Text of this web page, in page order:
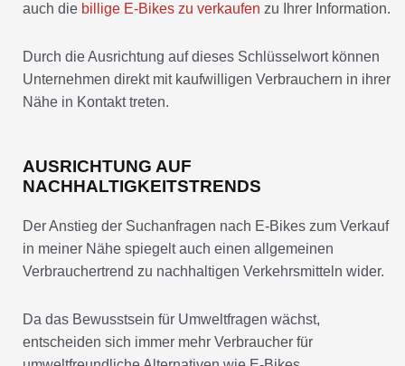
auch die billige E-Bikes zu verkaufen zu Ihrer Information.
Durch die Ausrichtung auf dieses Schlüsselwort können
Unternehmen direkt mit kaufwilligen Verbrauchern in ihrer
Nähe in Kontakt treten.
AUSRICHTUNG AUF
NACHHALTIGKEITSTRENDS
Der Anstieg der Suchanfragen nach E-Bikes zum Verkauf
in meiner Nähe spiegelt auch einen allgemeinen
Verbrauchertrend zu nachhaltigen Verkehrsmitteln wider.
Da das Bewusstsein für Umweltfragen wächst,
entscheiden sich immer mehr Verbraucher für